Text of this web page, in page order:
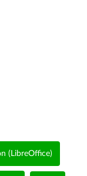
(LibreOffice)